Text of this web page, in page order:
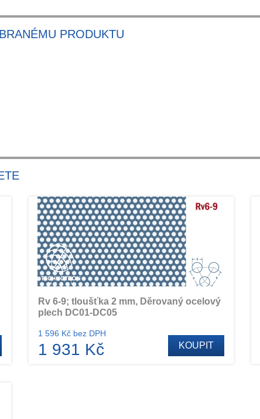
PRODUKTU
Rv 6-9; tloušťka 2 mm, Děrovaný ocelový
plech DC01-DC05
1 596 Kč bez DPH
1 931 Kč KOUPIT